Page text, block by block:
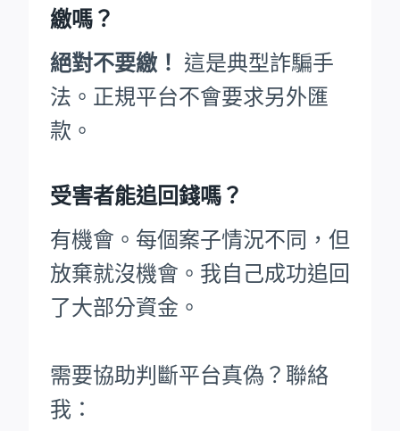
繳嗎？
絕對不要繳！ 這是典型詐騙手
法。正規平台不會要求另外匯
款。
受害者能追回錢嗎？
有機會。每個案子情況不同，但
放棄就沒機會。我自己成功追回
了大部分資金。
需要協助判斷平台真偽？聯絡
我：